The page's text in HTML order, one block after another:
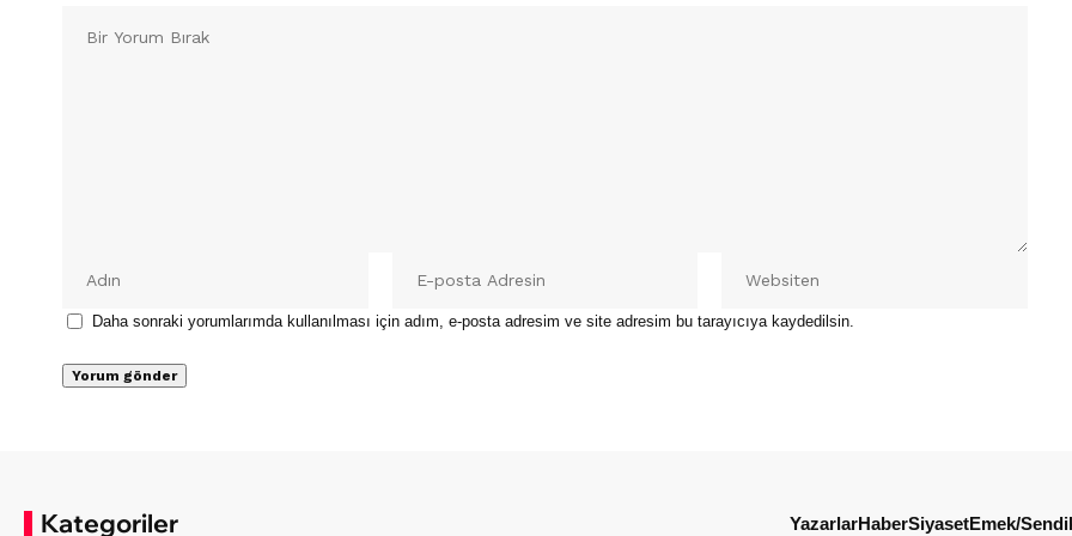
Daha sonraki yorumlarımda kullanılması için adım, e-posta adresim ve site adresim bu tarayıcıya kaydedilsin.
Kategoriler YazarlarHaberSiyasetEmek/